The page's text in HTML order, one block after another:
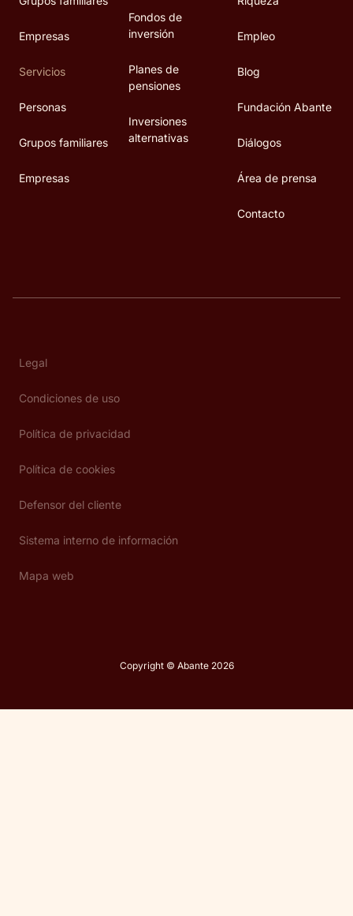
Empresas
Servicios
Personas
Grupos familiares
Empresas
Fondos de
inversión
Planes de
pensiones
Inversiones
alternativas
Empleo
Blog
Fundación Abante
Diálogos
Área de prensa
Contacto
Legal
Condiciones de uso
Política de privacidad
Política de cookies
Defensor del cliente
Sistema interno de información
Mapa web
Copyright © Abante 2026